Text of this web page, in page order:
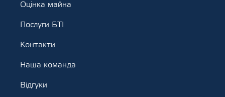
Оцінка майна
Послуги БТІ
Контакти
Наша команда
Відгуки